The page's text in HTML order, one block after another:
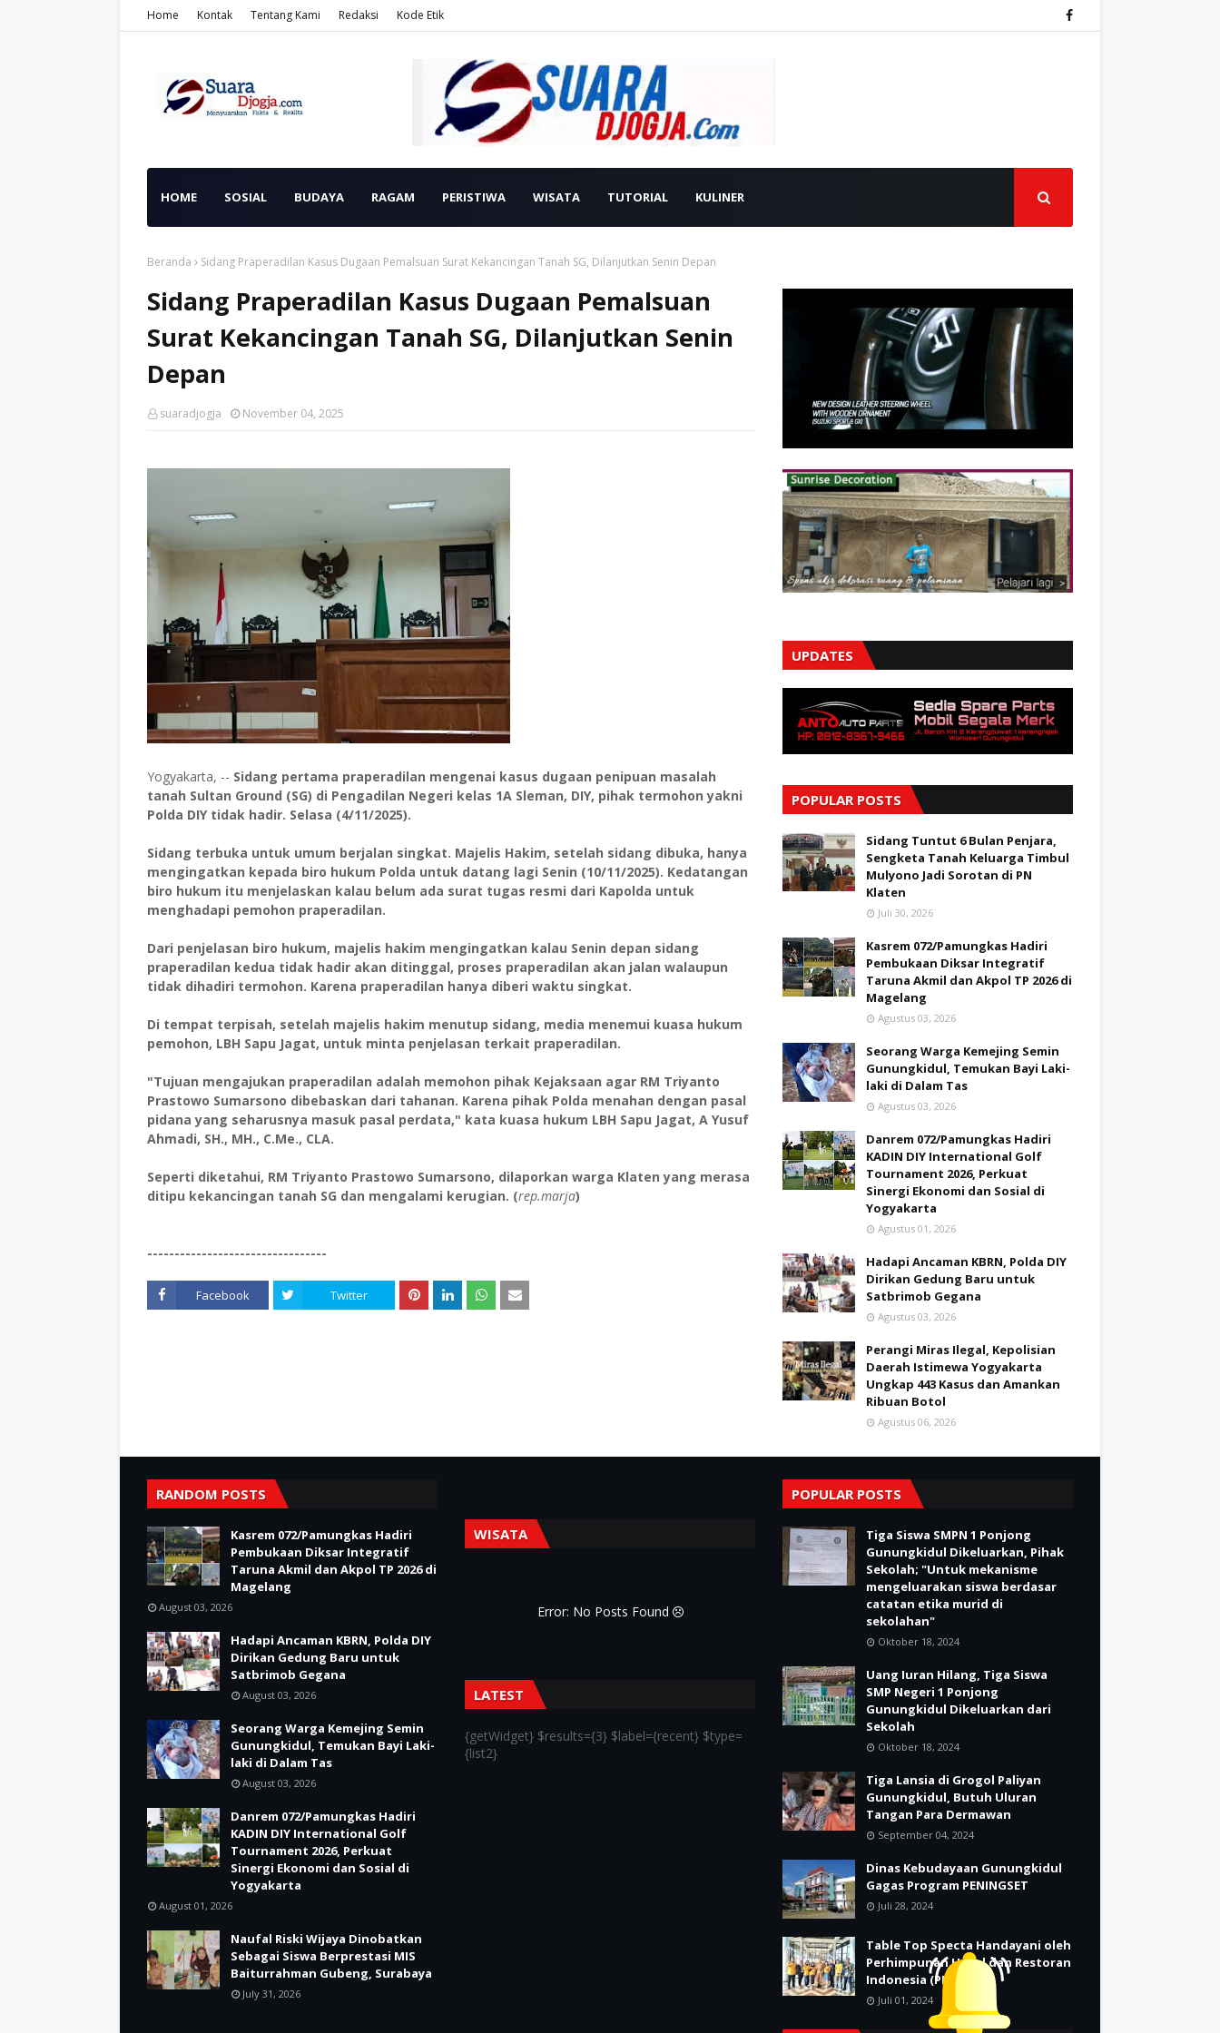
Home Kontak Tentang Kami Redaksi Kode Etik
HOME SOSIAL BUDAYA RAGAM PERISTIWA WISATA TUTORIAL KULINER
Beranda Sidang Praperadilan Kasus Dugaan Pemalsuan Surat Kekancingan Tanah SG, Dilanjutkan Senin Depan
Sidang Praperadilan Kasus Dugaan Pemalsuan
Surat Kekancingan Tanah SG, Dilanjutkan Senin
Depan
suaradjogja November 04, 2025
Yogyakarta, -- Sidang pertama praperadilan mengenai kasus dugaan penipuan masalah
tanah Sultan Ground (SG) di Pengadilan Negeri kelas 1A Sleman, DIY, pihak termohon yakni
Polda DIY tidak hadir. Selasa (4/11/2025).
Sidang terbuka untuk umum berjalan singkat. Majelis Hakim, setelah sidang dibuka, hanya
mengingatkan kepada biro hukum Polda untuk datang lagi Senin (10/11/2025). Kedatangan
biro hukum itu menjelaskan kalau belum ada surat tugas resmi dari Kapolda untuk
menghadapi pemohon praperadilan.
Dari penjelasan biro hukum, majelis hakim mengingatkan kalau Senin depan sidang
praperadilan kedua tidak hadir akan ditinggal, proses praperadilan akan jalan walaupun
tidak dihadiri termohon. Karena praperadilan hanya diberi waktu singkat.
Di tempat terpisah, setelah majelis hakim menutup sidang, media menemui kuasa hukum
pemohon, LBH Sapu Jagat, untuk minta penjelasan terkait praperadilan.
"Tujuan mengajukan praperadilan adalah memohon pihak Kejaksaan agar RM Triyanto
Prastowo Sumarsono dibebaskan dari tahanan. Karena pihak Polda menahan dengan pasal
pidana yang seharusnya masuk pasal perdata," kata kuasa hukum LBH Sapu Jagat, A Yusuf
Ahmadi, SH., MH., C.Me., CLA.
Seperti diketahui, RM Triyanto Prastowo Sumarsono, dilaporkan warga Klaten yang merasa
ditipu kekancingan tanah SG dan mengalami kerugian. (rep.marja)
---------------------------------
Facebook Twitter
UPDATES
POPULAR POSTS
Sidang Tuntut 6 Bulan Penjara,
Sengketa Tanah Keluarga Timbul
Mulyono Jadi Sorotan di PN
Klaten
Juli 30, 2026
Kasrem 072/Pamungkas Hadiri
Pembukaan Diksar Integratif
Taruna Akmil dan Akpol TP 2026 di
Magelang
Agustus 03, 2026
Seorang Warga Kemejing Semin
Gunungkidul, Temukan Bayi Laki-
laki di Dalam Tas
Agustus 03, 2026
Danrem 072/Pamungkas Hadiri
KADIN DIY International Golf
Tournament 2026, Perkuat
Sinergi Ekonomi dan Sosial di
Yogyakarta
Agustus 01, 2026
Hadapi Ancaman KBRN, Polda DIY
Dirikan Gedung Baru untuk
Satbrimob Gegana
Agustus 03, 2026
Perangi Miras Ilegal, Kepolisian
Daerah Istimewa Yogyakarta
Ungkap 443 Kasus dan Amankan
Ribuan Botol
Agustus 06, 2026
RANDOM POSTS
Kasrem 072/Pamungkas Hadiri
Pembukaan Diksar Integratif
Taruna Akmil dan Akpol TP 2026 di
Magelang
August 03, 2026
Hadapi Ancaman KBRN, Polda DIY
Dirikan Gedung Baru untuk
Satbrimob Gegana
August 03, 2026
Seorang Warga Kemejing Semin
Gunungkidul, Temukan Bayi Laki-
laki di Dalam Tas
August 03, 2026
Danrem 072/Pamungkas Hadiri
KADIN DIY International Golf
Tournament 2026, Perkuat
Sinergi Ekonomi dan Sosial di
Yogyakarta
August 01, 2026
Naufal Riski Wijaya Dinobatkan
Sebagai Siswa Berprestasi MIS
Baiturrahman Gubeng, Surabaya
July 31, 2026
WISATA
Error: No Posts Found
LATEST
{getWidget} $results={3} $label={recent} $type=
{list2}
POPULAR POSTS
Tiga Siswa SMPN 1 Ponjong
Gunungkidul Dikeluarkan, Pihak
Sekolah; "Untuk mekanisme
mengeluarakan siswa berdasar
catatan etika murid di
sekolahan"
Oktober 18, 2024
Uang Iuran Hilang, Tiga Siswa
SMP Negeri 1 Ponjong
Gunungkidul Dikeluarkan dari
Sekolah
Oktober 18, 2024
Tiga Lansia di Grogol Paliyan
Gunungkidul, Butuh Uluran
Tangan Para Dermawan
September 04, 2024
Dinas Kebudayaan Gunungkidul
Gagas Program PENINGSET
Juli 28, 2024
Table Top Specta Handayani oleh
Perhimpunan Hotel dan Restoran
Indonesia (PHRI)
Juli 01, 2024